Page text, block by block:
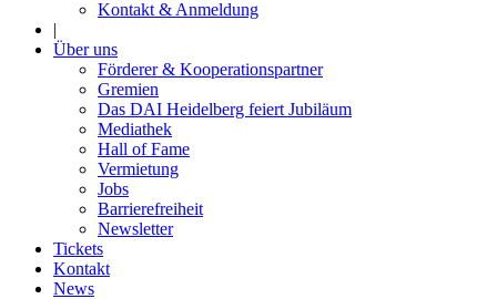
Kontakt & Anmeldung
|
Über uns
Förderer & Kooperationspartner
Gremien
Das DAI Heidelberg feiert Jubiläum
Mediathek
Hall of Fame
Vermietung
Jobs
Barrierefreiheit
Newsletter
Tickets
Kontakt
News